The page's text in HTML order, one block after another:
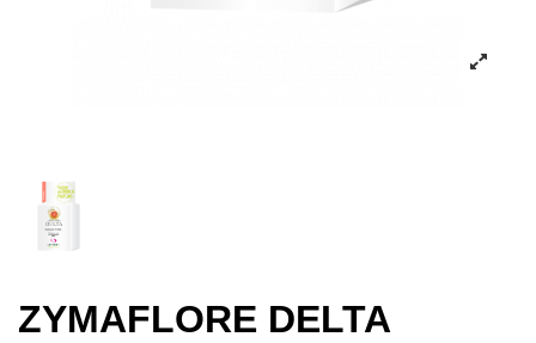
ZYMAFLORE DELTA